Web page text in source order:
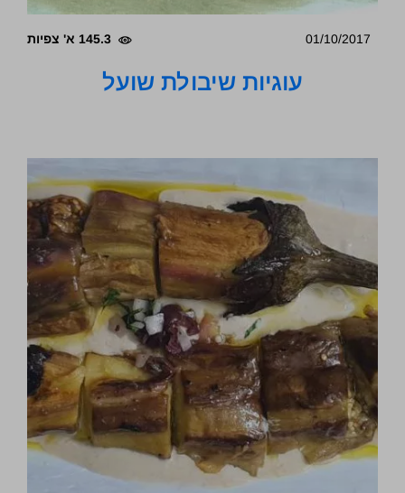
01/10/2017 145.3 א' צפיות
עוגיות שיבולת שועל